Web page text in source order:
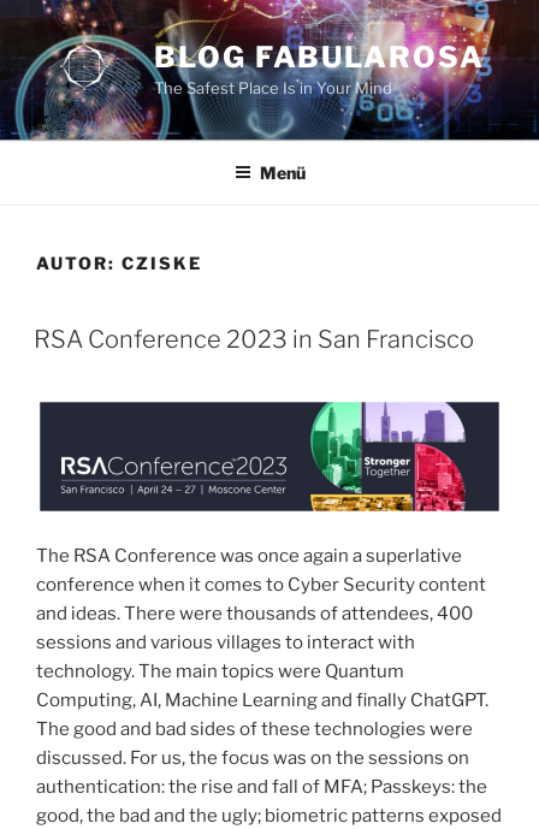
springen
BLOG FABULAROSA
The Safest Place Is in Your Mind
Menü
AUTOR: CZISKE
RSA Conference 2023 in San Francisco
The RSA Conference was once again a superlative
conference when it comes to Cyber Security content
and ideas. There were thousands of attendees, 400
sessions and various villages to interact with
technology. The main topics were Quantum
Computing, AI, Machine Learning and finally ChatGPT.
The good and bad sides of these technologies were
discussed. For us, the focus was on the sessions on
authentication: the rise and fall of MFA; Passkeys: the
good, the bad and the ugly; biometric patterns exposed